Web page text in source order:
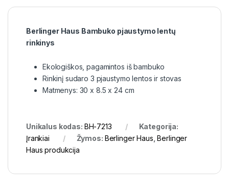
Berlinger Haus Bambuko pjaustymo lentų
rinkinys
Ekologiškos, pagamintos iš bambuko
Rinkinį sudaro 3 pjaustymo lentos ir stovas
Matmenys: 30 x 8.5 x 24 cm
Unikalus kodas: BH-7213
Kategorija:
Įrankiai
Žymos: Berlinger Haus,Berlinger
Haus produkcija